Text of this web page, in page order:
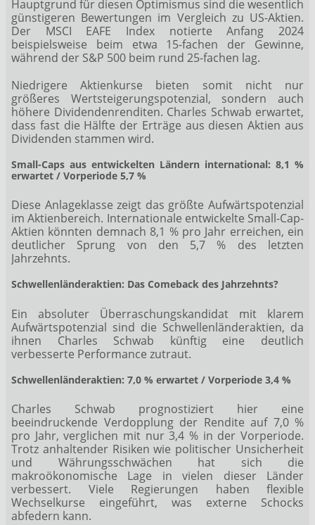
Hauptgrund für diesen Optimismus sind die wesentlich
günstigeren Bewertungen im Vergleich zu US-Aktien.
Der MSCI EAFE Index notierte Anfang 2024
beispielsweise beim etwa 15-fachen der Gewinne,
während der S&P 500 beim rund 25-fachen lag.
Niedrigere Aktienkurse bieten somit nicht nur
größeres Wertsteigerungspotenzial, sondern auch
höhere Dividendenrenditen. Charles Schwab erwartet,
dass fast die Hälfte der Erträge aus diesen Aktien aus
Dividenden stammen wird.
Small-Caps aus entwickelten Ländern international: 8,1 %
erwartet / Vorperiode 5,7 %
Diese Anlageklasse zeigt das größte Aufwärtspotenzial
im Aktienbereich. Internationale entwickelte Small-Cap-
Aktien könnten demnach 8,1 % pro Jahr erreichen, ein
deutlicher Sprung von den 5,7 % des letzten
Jahrzehnts.
Schwellenländeraktien: Das Comeback des Jahrzehnts?
Ein absoluter Überraschungskandidat mit klarem
Aufwärtspotenzial sind die Schwellenländeraktien, da
ihnen Charles Schwab künftig eine deutlich
verbesserte Performance zutraut.
Schwellenländeraktien: 7,0 % erwartet / Vorperiode 3,4 %
Charles Schwab prognostiziert hier eine
beeindruckende Verdopplung der Rendite auf 7,0 %
pro Jahr, verglichen mit nur 3,4 % in der Vorperiode.
Trotz anhaltender Risiken wie politischer Unsicherheit
und Währungsschwächen hat sich die
makroökonomische Lage in vielen dieser Länder
verbessert. Viele Regierungen haben flexible
Wechselkurse eingeführt, was externe Schocks
abfedern kann.